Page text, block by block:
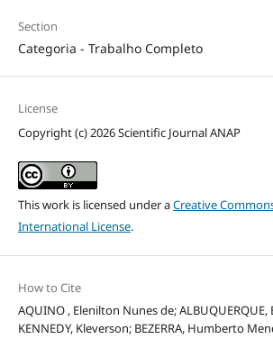
Section
Categoria - Trabalho Completo
License
Copyright (c) 2026 Scientific Journal ANAP
This work is licensed under aCreative
International License.
How to Cite
AQUINO , Elenilton Nunes de; ALBUQUERQUE,
KENNEDY, Kleverson; BEZERRA, Humberto